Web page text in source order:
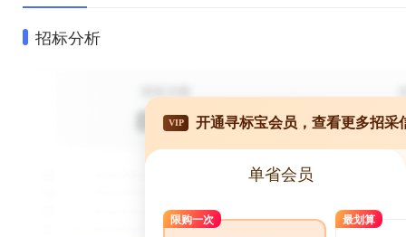
招标分析
VIP 开通寻标宝会员，查看更多招采
单省会员
限购一次 最划算